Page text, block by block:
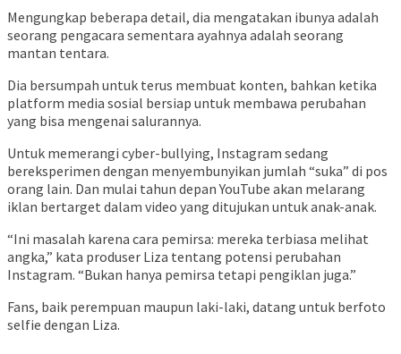
Mengungkap beberapa detail, dia mengatakan ibunya adalah
seorang pengacara sementara ayahnya adalah seorang
mantan tentara.
Dia bersumpah untuk terus membuat konten, bahkan ketika
platform media sosial bersiap untuk membawa perubahan
yang bisa mengenai salurannya.
Untuk memerangi cyber-bullying, Instagram sedang
bereksperimen dengan menyembunyikan jumlah “suka” di pos
orang lain. Dan mulai tahun depan YouTube akan melarang
iklan bertarget dalam video yang ditujukan untuk anak-anak.
“Ini masalah karena cara pemirsa: mereka terbiasa melihat
angka,” kata produser Liza tentang potensi perubahan
Instagram. “Bukan hanya pemirsa tetapi pengiklan juga.”
Fans, baik perempuan maupun laki-laki, datang untuk berfoto
selfie dengan Liza.